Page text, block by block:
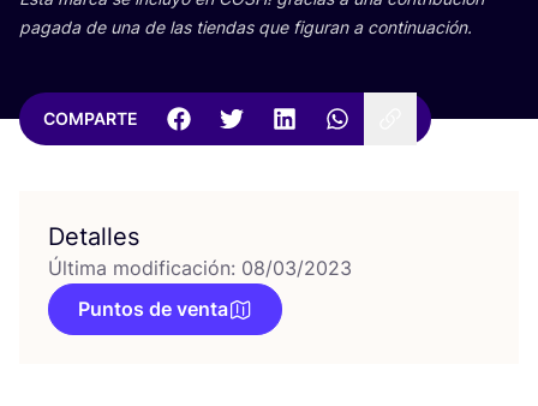
paga­da de una de las tien­das que figu­ran a continuación.
COMPARTE
Detalles
Última modificación: 08/03/2023
Puntos de venta